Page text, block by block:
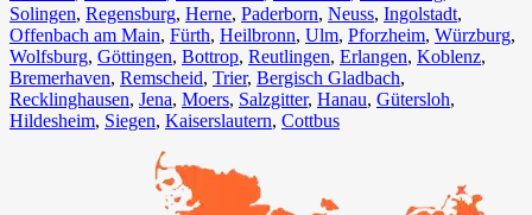
Solingen, Regensburg, Herne⁠, Paderborn, Neuss, Ingolstadt,
Offenbach am Main, Fürth⁠, Heilbronn, Ulm⁠, Pforzheim, Würzburg,
Wolfsburg⁠, Göttingen, Bottrop, Reutlingen, Erlangen⁠, Koblenz,
Bremerhaven⁠, Remscheid, Trier⁠, Bergisch Gladbach,
Recklinghausen, Jena⁠, Moers⁠, Salzgitter⁠, Hanau, Gütersloh,
Hildesheim⁠, Siegen⁠, Kaiserslautern⁠, Cottbus⁠